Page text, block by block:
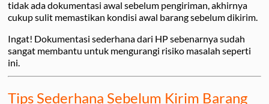
tidak ada dokumentasi awal sebelum pengiriman, akhirnya
cukup sulit memastikan kondisi awal barang sebelum dikirim.
Ingat! Dokumentasi sederhana dari HP sebenarnya sudah
sangat membantu untuk mengurangi risiko masalah seperti
ini.
Tips Sederhana Sebelum Kirim Barang